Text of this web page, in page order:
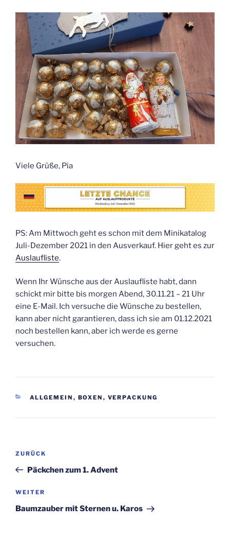
Viele Grüße, Pia
PS: Am Mittwoch geht es schon mit dem Minikatalog
Juli-Dezember 2021 in den Ausverkauf. Hier geht es zur
Auslaufliste.
Wenn Ihr Wünsche aus der Auslaufliste habt, dann
schickt mir bitte bis morgen Abend, 30.11.21 – 21 Uhr
eine E-Mail. Ich versuche die Wünsche zu bestellen,
kann aber nicht garantieren, dass ich sie am 01.12.2021
noch bestellen kann, aber ich werde es gerne
versuchen.
KATEGORIEN
ALLGEMEIN , BOXEN , VERPACKUNG
Beitragsnavigation
Vorheriger
Beitrag
ZURÜCK
Päckchen zum 1. Advent
Nächster
Beitrag
WEITER
Baumzauber mit Sternen u. Karos